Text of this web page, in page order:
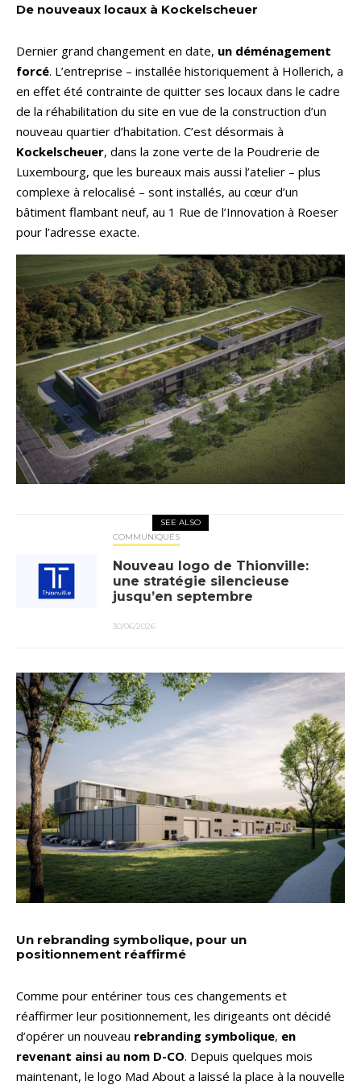
De nouveaux locaux à Kockelscheuer
Dernier grand changement en date, un déménagement
forcé. L’entreprise – installée historiquement à Hollerich, a
en effet été contrainte de quitter ses locaux dans le cadre
de la réhabilitation du site en vue de la construction d’un
nouveau quartier d’habitation. C’est désormais à
Kockelscheuer, dans la zone verte de la Poudrerie de
Luxembourg, que les bureaux mais aussi l’atelier – plus
complexe à relocalisé – sont installés, au cœur d’un
bâtiment flambant neuf, au 1 Rue de l’Innovation à Roeser
pour l’adresse exacte.
SEE ALSO
COMMUNIQUÉS
Nouveau logo de Thionville:
une stratégie silencieuse
jusqu’en septembre
30/06/2026
Un rebranding symbolique, pour un
positionnement réaffirmé
Comme pour entériner tous ces changements et
réaffirmer leur positionnement, les dirigeants ont décidé
d’opérer un nouveau rebranding symbolique, en
revenant ainsi au nom D-CO. Depuis quelques mois
maintenant, le logo Mad About a laissé la place à la nouvelle